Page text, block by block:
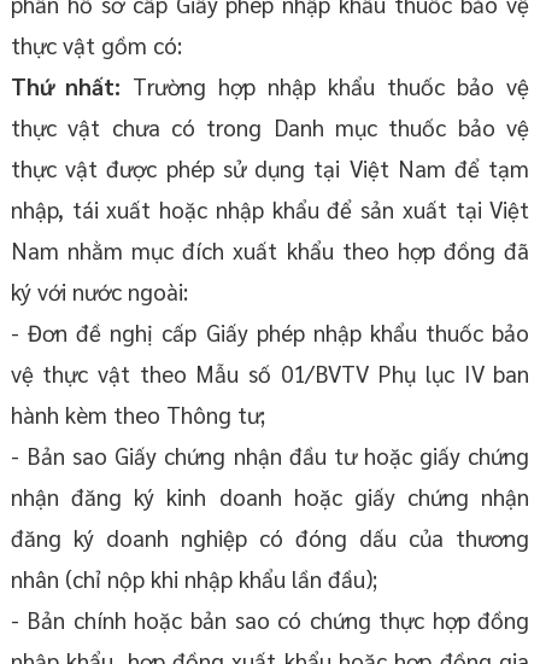
thực vật gồm có:
Thứ nhất: Trường hợp nhập khẩu thuốc bảo vệ
thực vật chưa có trong Danh mục thuốc bảo vệ
thực vật được phép sử dụng tại Việt Nam để tạm
nhập, tái xuất hoặc nhập khẩu để sản xuất tại Việt
Nam nhằm mục đích xuất khẩu theo hợp đồng đã
ký với nước ngoài:
- Đơn đề nghị cấp Giấy phép nhập khẩu thuốc bảo
vệ thực vật theo Mẫu số 01/BVTV Phụ lục IV ban
hành kèm theo Thông tư;
- Bản sao Giấy chứng nhận đầu tư hoặc giấy chứng
nhận đăng ký kinh doanh hoặc giấy chứng nhận
đăng ký doanh nghiệp có đóng dấu của thương
nhân (chỉ nộp khi nhập khẩu lần đầu);
- Bản chính hoặc bản sao có chứng thực hợp đồng